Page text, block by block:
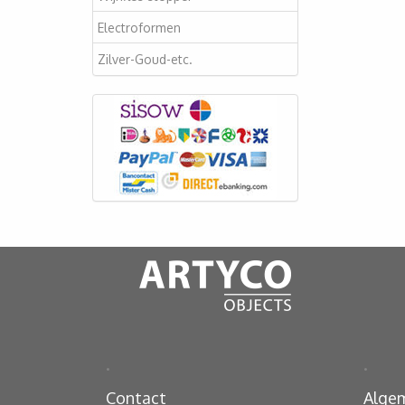
Electroformen
Zilver-Goud-etc.
.
Contact
.